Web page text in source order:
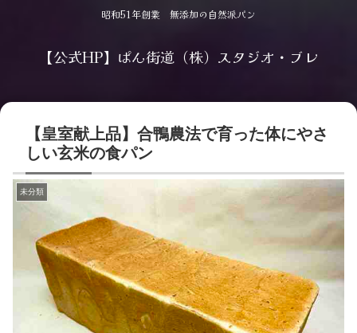
昭和51年創業 無添加の自然派パン
【公式HP】ぱん街道（株）スタジオ・ブレ
【皇室献上品】合鴨農法で育った体にやさ
しい玄米の食パン
未分類